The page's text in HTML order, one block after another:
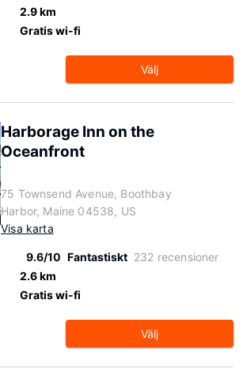
2.9 km
Gratis wi-fi
Välj
Harborage Inn on the
Oceanfront
75 Townsend Avenue, Boothbay
Harbor, Maine 04538, US
Visa karta
9.6/10 Fantastiskt 232 recensioner
2.6 km
Gratis wi-fi
Välj